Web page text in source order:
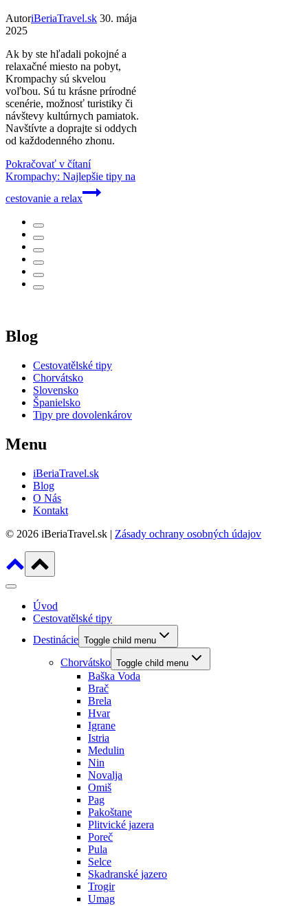
AutoriBeriaTravel.sk 30. mája
2025
Ak by ste hľadali pokojné a
relaxačné miesto na pobyt,
Krompachy sú skvelou
voľbou. Sú tu krásne prírodné
scenérie, možnosť turistiky či
návštevy kultúrnych pamiatok.
Navštívte a doprajte si oddych
od každodenného zhonu.
Pokračovať v čítaní
Krompachy: Najlepšie tipy na
cestovanie a relax
Blog
Cestovatělské tipy
Chorvátsko
Slovensko
Španielsko
Tipy pre dovolenkárov
Menu
iBeriaTravel.sk
Blog
O Nás
Kontakt
© 2026 iBeriaTravel.sk | Zásady ochrany osobných údajov
Úvod
Cestovatělské tipy
Destinácie Toggle child menu
Chorvátsko Toggle child menu
Baška Voda
Brač
Brela
Hvar
Igrane
Istria
Medulin
Nin
Novalja
Omiš
Pag
Pakoštane
Plitvické jazera
Poreč
Pula
Selce
Skadranské jazero
Trogir
Umag